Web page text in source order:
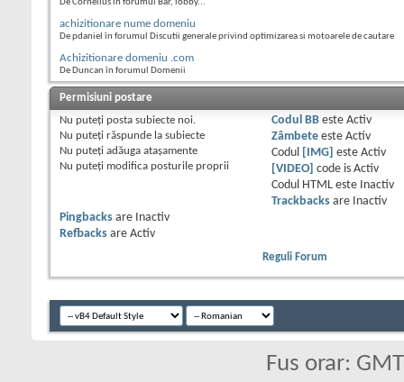
De Cornelius în forumul Bar, lobby...
achizitionare nume domeniu
De pdaniel în forumul Discutii generale privind optimizarea si motoarele de cautare
Achizitionare domeniu .com
De Duncan în forumul Domenii
Permisiuni postare
Nu puteţi posta subiecte noi.
Nu puteţi răspunde la subiecte
Nu puteţi adăuga ataşamente
Nu puteţi modifica posturile proprii
Codul BBeste Activ
Zâmbeteeste Activ
Codul
[IMG] este Activ
[VIDEO] code is Activ
Codul HTML este
Inactiv
Trackbacksare
Inactiv
Pingbacks are
Inactiv
Refbacks are Activ
Reguli Forum
Fus orar: